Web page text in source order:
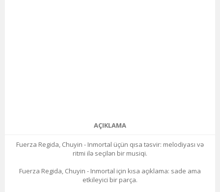
AÇIKLAMA
Fuerza Regida, Chuyin - Inmortal üçün qısa təsvir: melodiyası və
ritmi ilə seçilən bir musiqi.
Fuerza Regida, Chuyin - Inmortal için kısa açıklama: sade ama
etkileyici bir parça.